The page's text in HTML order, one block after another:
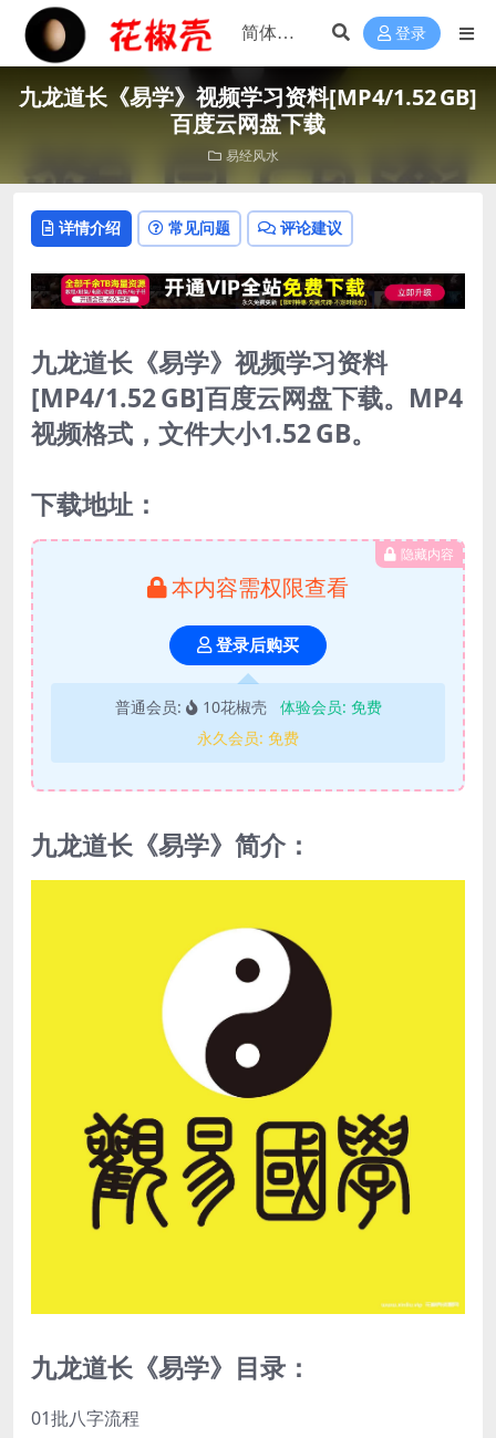
登录
九龙道长《易学》视频学习资料[MP4/1.52 GB]
百度云网盘下载
易经风水
详情介绍 常见问题 评论建议
九龙道长《易学》视频学习资料
[MP4/1.52 GB]百度云网盘下载。MP4
视频格式，文件大小1.52 GB。
下载地址：
隐藏内容
本内容需权限查看
登录后购买
普通会员: 10花椒壳 体验会员: 免费
永久会员: 免费
九龙道长《易学》简介：
九龙道长《易学》目录：
01批八字流程